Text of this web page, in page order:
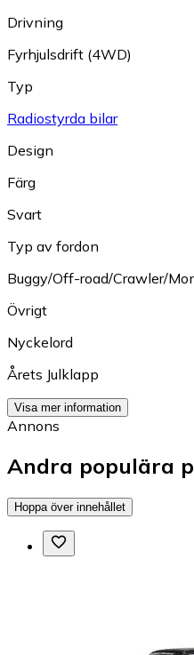
Drivning
Fyrhjulsdrift (4WD)
Typ
Radiostyrda bilar
Design
Färg
Svart
Typ av fordon
Buggy/Off-road/Crawler/
Övrigt
Nyckelord
Årets Julklapp
Visa mer information
Annons
Andra populära
Hoppa över innehållet